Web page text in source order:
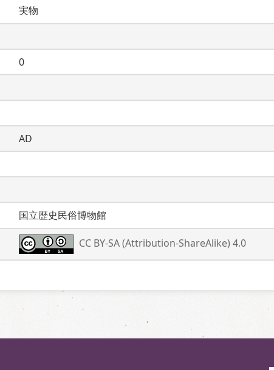
実物
0
AD
国立歴史民俗博物館
CC BY-SA (Attribution-ShareAlike) 4.0